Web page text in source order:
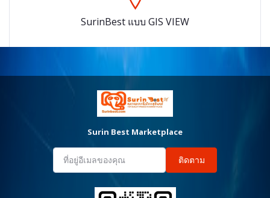
SurinBest แบบ GIS VIEW
Surin Best Marketplace
ติดตาม